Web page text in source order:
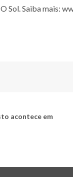
Sol. Saiba mais:
acontece em